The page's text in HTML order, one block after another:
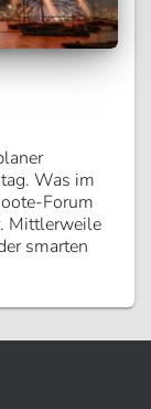
Was im
Forum
Mittlerweile
smarten